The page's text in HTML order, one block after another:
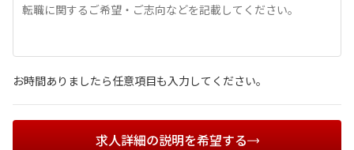
お時間ありましたら任意項目も入力してください。
求人詳細の説明を希望する